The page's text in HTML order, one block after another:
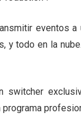
eventos
y todo en la
switcher